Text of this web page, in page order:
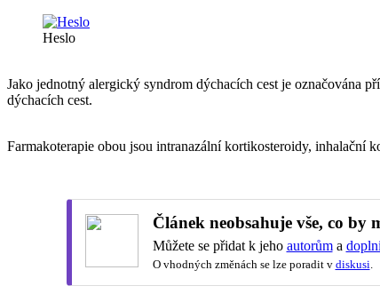
Heslo
Jako jednotný alergický syndrom dýchacích cest je označována
dýchacích cest.
Farmakoterapie obou jsou intranazální kortikosteroidy, inhalační
Článek neobsahuje vše, co by
Můžete se přidat k jeho autorůma
O vhodných změnách se lze poradit v diskusi